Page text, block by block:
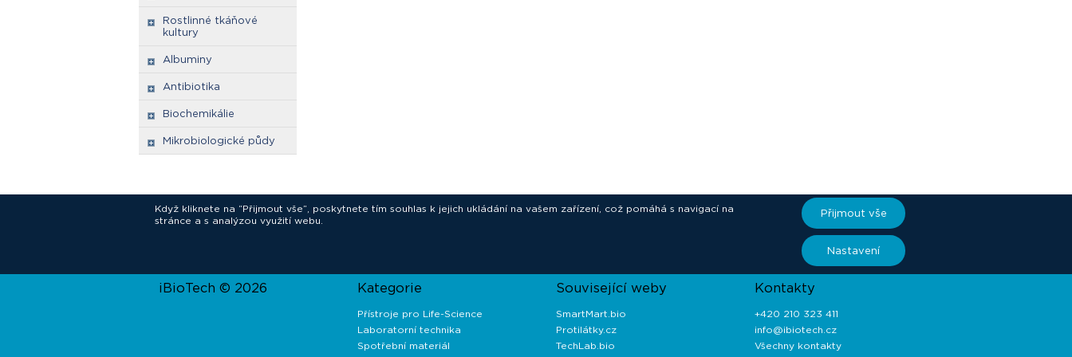
Rostlinné tkáňové
kultury
Albuminy
Antibiotika
Biochemikálie
Mikrobiologické půdy
Když kliknete na “Přijmout vše”, poskytnete tím souhlas k jejich ukládání na vašem zařízení, což pomáhá s navigací na
stránce a s analýzou využití webu.
Přijmout vše
Nastavení
iBioTech © 2026 Kategorie
Přístroje pro Life-Science
Laboratorní technika
Spotřební materiál
Související weby
SmartMart.bio
Protilátky.cz
TechLab.bio
Kontakty
+420 210 323 411
info@ibiotech.cz
Všechny kontakty